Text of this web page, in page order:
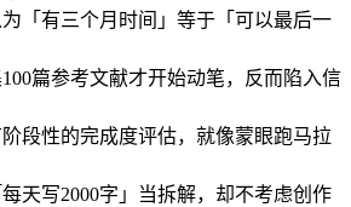
为「有三个月时间」等于「可以最后一
100篇参考文献才开始动笔，反而陷入信
阶段性的完成度评估，就像蒙眼跑马拉
每天写2000字」当拆解，却不考虑创作